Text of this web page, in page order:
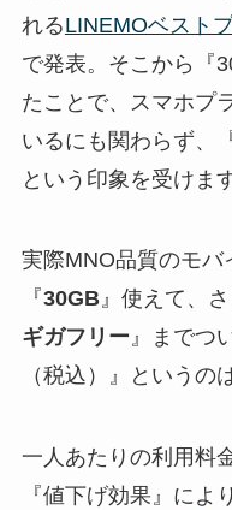
れるLINEMOベスト
で発表。そこから『
たことで、スマホプ
いるにも関わらず、
という印象を受けます
実際MNO品質のモバ
『30GB』使えて、
ギガフリー』までつ
（税込）』というの
一人あたりの利用料
『値下げ効果』によ